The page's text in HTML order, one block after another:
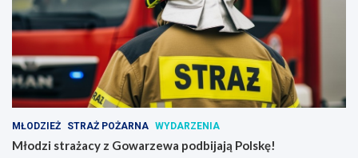
MŁODZIEŻ STRAŻ POŻARNA WYDARZENIA
Młodzi strażacy z Gowarzewa podbijają Polskę!